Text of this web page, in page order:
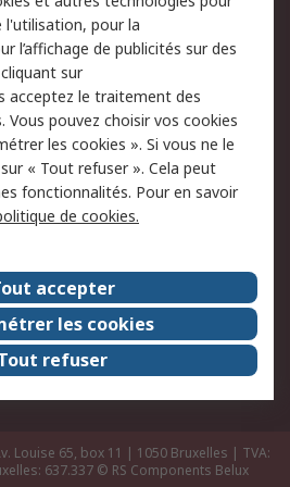
Support technique
Sécurité des e-mails
à
Conditions générales
de vente
A propos de RS
Travaillez chez RS
Louise 65, box 11 | 1050 Bruxelles | TVA:
637.337 © RS Components Belux
l'utilisation, pour la
l’affichage de publicités sur des
sur
acceptez le traitement des
Vous pouvez choisir vos cookies
les cookies ». Si vous ne le
« Tout refuser ». Cela peut
fonctionnalités. Pour en savoir
de cookies.
accepter
les cookies
refuser